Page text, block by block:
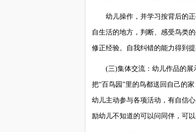
幼儿操作，并学习按背后的正
自生活的地方，判断、感受鸟类
修正经验。自我纠错的能力得到
(三)集体交流：幼儿作品的展
把“百鸟园”里的鸟都送回自己的
幼儿主动参与各项活动，有自信
励幼儿不知道的可以问同伴，可